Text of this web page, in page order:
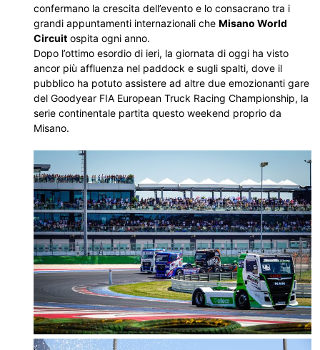
confermano la crescita dell’evento e lo consacrano tra i
grandi appuntamenti internazionali che Misano World
Circuit ospita ogni anno.
Dopo l’ottimo esordio di ieri, la giornata di oggi ha visto
ancor più affluenza nel paddock e sugli spalti, dove il
pubblico ha potuto assistere ad altre due emozionanti gare
del Goodyear FIA European Truck Racing Championship, la
serie continentale partita questo weekend proprio da
Misano.